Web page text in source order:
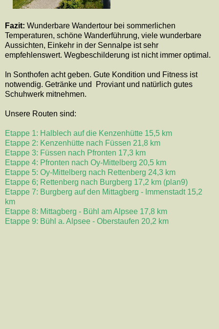
Fazit: Wunderbare Wandertour bei sommerlichen
Temperaturen, schöne Wanderführung, viele wunderbare
Aussichten, Einkehr in der Sennalpe ist sehr
empfehlenswert. Wegbeschilderung ist nicht immer optimal.
In Sonthofen acht geben. Gute Kondition und Fitness ist
notwendig. Getränke und
Proviant und natürlich gutes
Schuhwerk mitnehmen.
Unsere Routen sind:
Etappe 1: Halblech auf die Kenzenhütte 15,5 km
Etappe 2: Kenzenhütte nach Füssen 21,8 km
Etappe 3: Füssen nach Pfronten 17,3 km
Etappe 4: Pfronten nach Oy-Mittelberg 20,5 km
Etappe 5: Oy-Mittelberg nach Rettenberg 24,3 km
Etappe 6; Rettenberg nach Burgberg 17,2 km (plan9)
Etappe 7: Burgberg auf den Mittagberg - Immenstadt 15,2
km
Etappe 8: Mittagberg - Bühl am Alpsee 17,8 km
Etappe 9: Bühl a. Alpsee - Oberstaufen 20,2 km